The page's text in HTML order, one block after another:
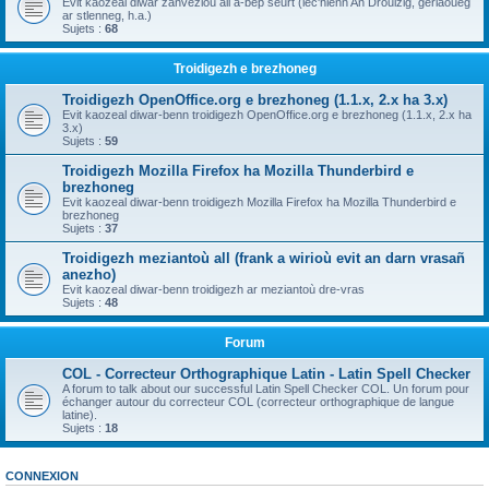
ar stlenneg, h.a.)
Sujets : 68
Troidigezh e brezhoneg
Troidigezh OpenOffice.org e brezhoneg (1.1.x, 2.x ha 3.x)
Evit kaozeal diwar-benn troidigezh OpenOffice.org e brezhoneg (1.1.x, 2.x ha
3.x)
Sujets : 59
Troidigezh Mozilla Firefox ha Mozilla Thunderbird e
brezhoneg
Evit kaozeal diwar-benn troidigezh Mozilla Firefox ha Mozilla Thunderbird e
brezhoneg
Sujets : 37
Troidigezh meziantoù all (frank a wirioù evit an darn vrasañ
anezho)
Evit kaozeal diwar-benn troidigezh ar meziantoù dre-vras
Sujets : 48
Forum
COL - Correcteur Orthographique Latin - Latin Spell Checker
A forum to talk about our successful Latin Spell Checker COL. Un forum pour
échanger autour du correcteur COL (correcteur orthographique de langue
latine).
Sujets : 18
CONNEXION